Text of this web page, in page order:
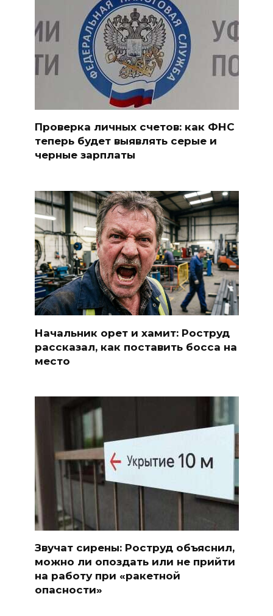
Проверка личных счетов: как ФНС
теперь будет выявлять серые и
черные зарплаты
Начальник орет и хамит: Роструд
рассказал, как поставить босса на
место
Звучат сирены: Роструд объяснил,
можно ли опоздать или не прийти
на работу при «ракетной
опасности»